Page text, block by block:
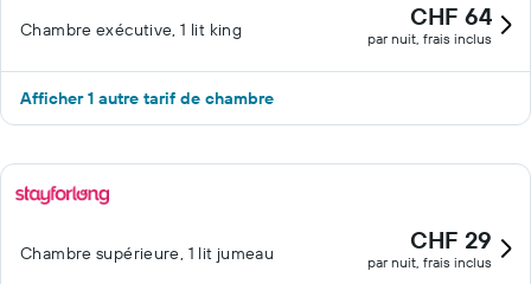
Chambre exécutive, 1 lit king CHF 64
par nuit, frais inclus
Afficher 1 autre tarif de chambre
Chambre supérieure, 1 lit jumeau CHF 29
par nuit, frais inclus